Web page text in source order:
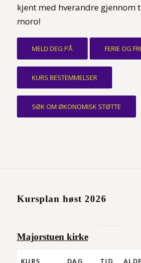
kjent med hverandre gjennom
moro!
MELD DEG PÅ FERIE OG
KURS BESTEMMELSER
SØK OM ØKONOMISK STØTTE
Kursplan høst 2026
Majorstuen kirke